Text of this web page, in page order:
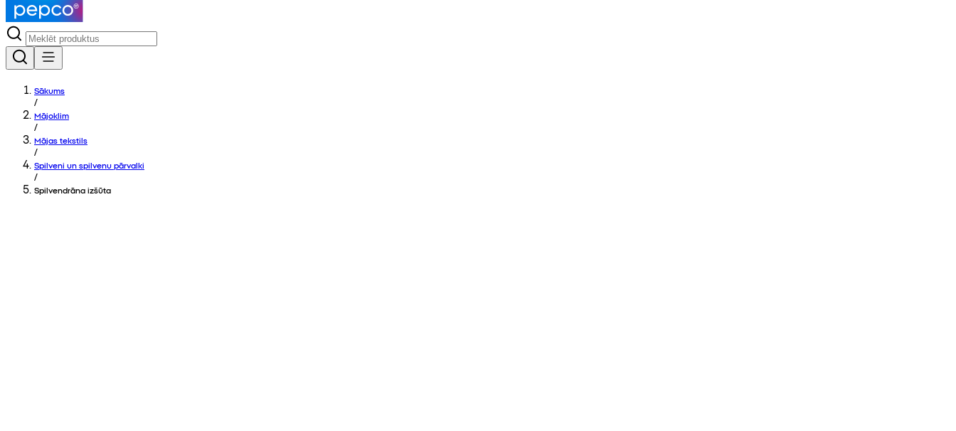
Sākums
/
Mājoklim
/
Mājas tekstils
/
Spilveni un spilvenu pārvalki
/
Spilvendrāna izšūta